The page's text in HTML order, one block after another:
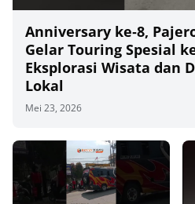
Anniversary ke‑8,
Gelar Touring Spesial
Eksplorasi Wisata dan
Lokal
Mei 23, 2026